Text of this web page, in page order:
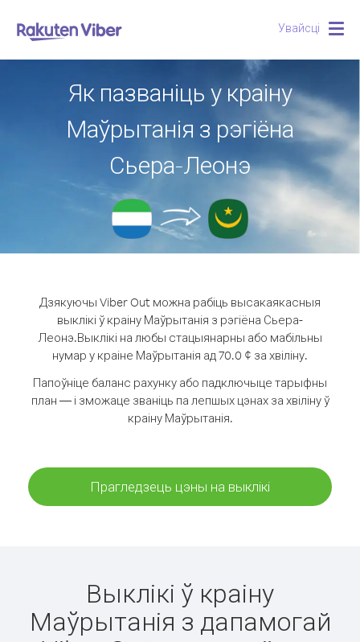
Увайсці
Як пазваніць у краіну
Маўрытанія з рэгіёна
Сьера-Леонэ
Дзякуючы Viber Out можна рабіць высакаякасныя
выклікі ў краіну Маўрытанія з рэгіёна Сьера-
Леонэ.Выклікі на любы стацыянарны або мабільны
нумар у краіне Маўрытанія ад 70.0 ¢ за хвіліну.
Папоўніце баланс рахунку або падключыце тарыфны
план — і зможаце званіць па лепшых цэнах за хвіліну ў
краіну Маўрытанія.
Прагледзець цэны на выклікі
Выклікі ў краіну
Маўрытанія з дапамогай